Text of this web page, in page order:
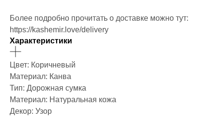
Более подробно прочитать о доставке можно тут:
https://kashemir.love/delivery
Характеристики
Цвет: Коричневый
Материал: Канва
Тип: Дорожная сумка
Материал: Натуральная кожа
Декор: Узор